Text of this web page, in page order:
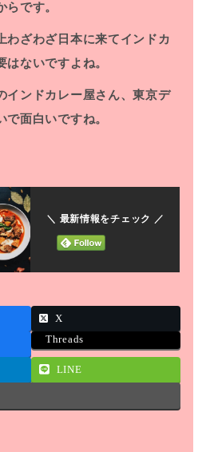
です。
わざわざ日本に来てインドカ
はないですよね。
インドカレー屋さん、東京デ
で面白いですね。
＼ 最新情報をチェック ／
X
Threads
LINE